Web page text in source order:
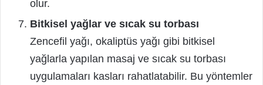
olur.
Bitkisel yağlar ve sıcak su torbası
Zencefil yağı, okaliptüs yağı gibi bitkisel
yağlarla yapılan masaj ve sıcak su torbası
uygulamaları kasları rahatlatabilir. Bu yöntemler